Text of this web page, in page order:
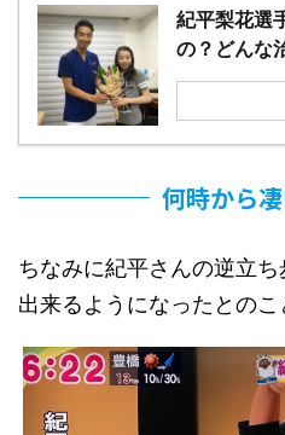
紀平梨花選
の？どんな
何時から
ちなみに紀平さんの逆立
出来るようになったとのこ